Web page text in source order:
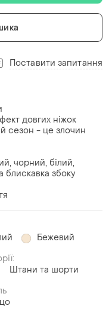
Поставити запитання
довгих ніжок
сезон - це злочин
чорний, білий,
збоку
Бежевий
Штани та шорти